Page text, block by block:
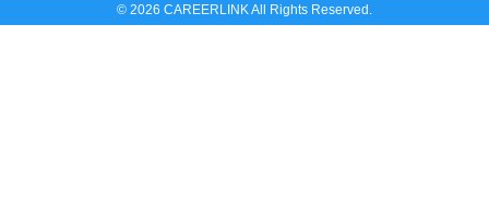
© 2026 CAREERLINK All Rights Reserved.